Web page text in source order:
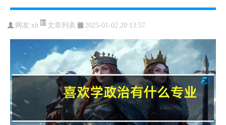
网友:xh 文章列表 2025-01-02 20:13:57